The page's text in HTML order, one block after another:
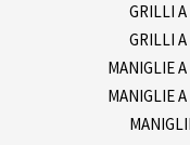
GRILLI
GRILLI
MANIGLIE
MANIGLIE